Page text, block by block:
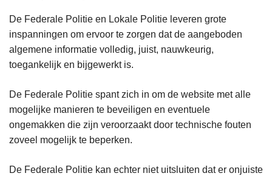
De Federale Politie en Lokale Politie leveren grote
inspanningen om ervoor te zorgen dat de aangeboden
algemene informatie volledig, juist, nauwkeurig,
toegankelijk en bijgewerkt is.
De Federale Politie spant zich in om de website met alle
mogelijke manieren te beveiligen en eventuele
ongemakken die zijn veroorzaakt door technische fouten
zoveel mogelijk te beperken.
De Federale Politie kan echter niet uitsluiten dat er onjuiste